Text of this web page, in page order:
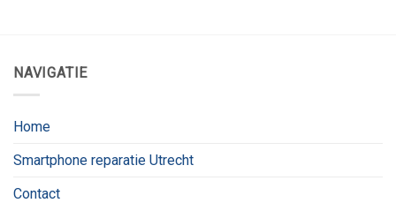
NAVIGATIE
Home
Smartphone reparatie Utrecht
Contact